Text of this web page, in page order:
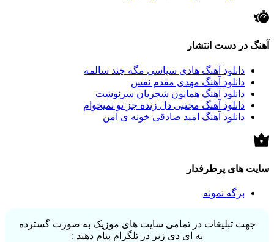
آهنگ در دست انتشار
دانلود آهنگ هادی سپاسی مگه چند سالمه
دانلود آهنگ مهدی مقدم نفس
دانلود آهنگ همایون شجریان سرنوشت
دانلود آهنگ مجتبی دل زنده جز تو نمیخوام
دانلود آهنگ امید صادقی خونه ی امن
سایت های پرطرفدار
برگه نمونه
جهت تبلیغات در تمامی سایت های موزیک به صورت گسترده
به ای دی زیر در تلگرام پیام دهید :